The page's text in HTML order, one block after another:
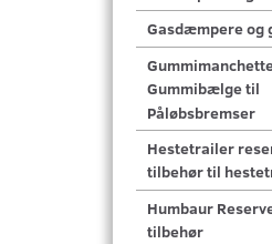
Gasdæmpere og
Gummibælge til
Påløbsbremser
Hestetrailer
tilbehør til
Humbaur
tilbehør